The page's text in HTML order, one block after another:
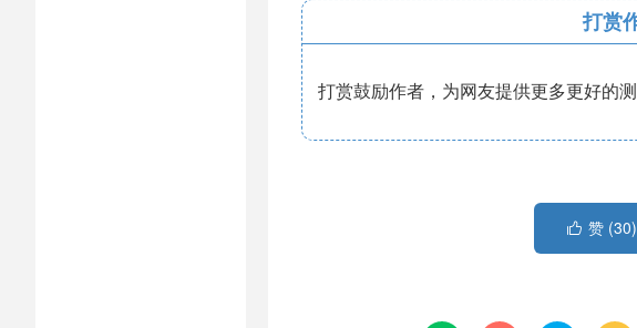
打赏
打赏鼓励作者，为网友提供更多更好的
 赞 (30)